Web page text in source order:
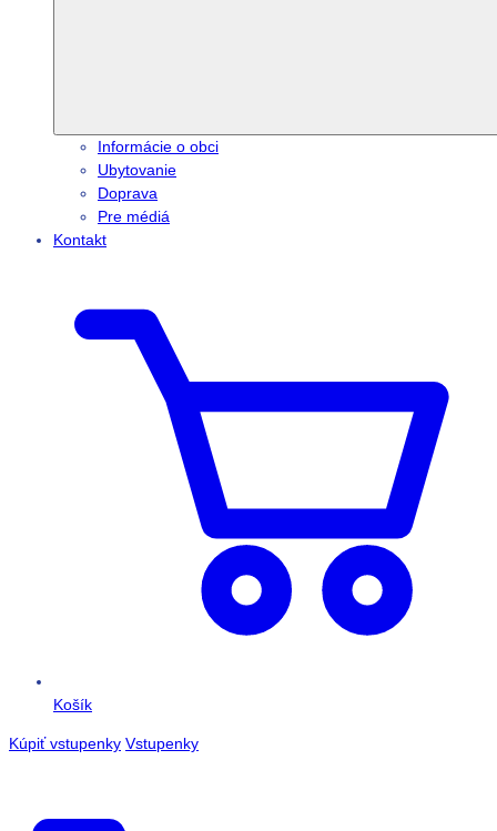
Informácie o obci
Ubytovanie
Doprava
Pre médiá
Kontakt
Košík
Kúpiť vstupenky Vstupenky